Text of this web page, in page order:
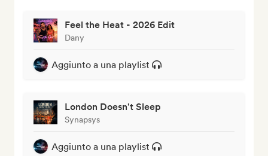
Feel the Heat - 2026 Edit
Dany
Aggiunto a una playlist
London Doesn't Sleep
Synapsys
Aggiunto a una playlist